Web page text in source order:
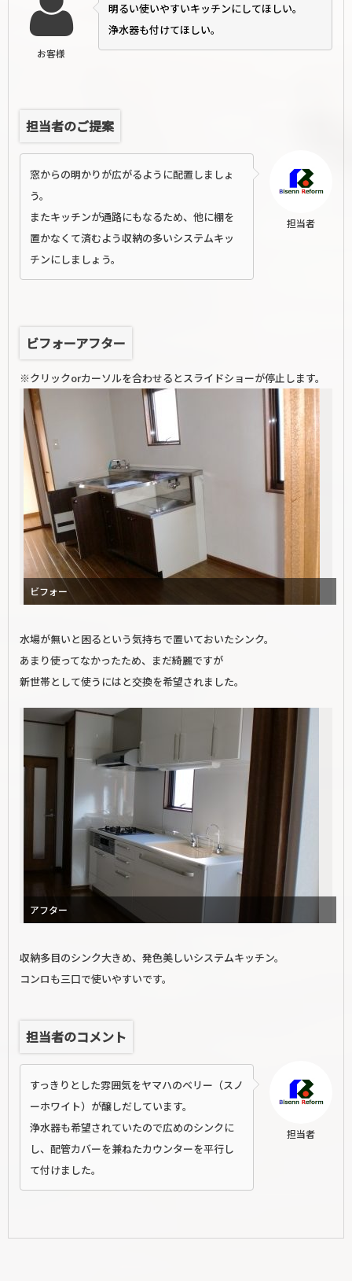
お客様
明るい使いやすいキッチンにしてほしい。
浄水器も付けてほしい。
担当者のご提案
担当者
窓からの明かりが広がるように配置しましょ
う。
またキッチンが通路にもなるため、他に棚を
置かなくて済むよう収納の多いシステムキッ
チンにしましょう。
ビフォーアフター
※クリックorカーソルを合わせるとスライドショーが停止します。
ビフォー
水場が無いと困るという気持ちで置いておいたシンク。
あまり使ってなかったため、まだ綺麗ですが
新世帯として使うにはと交換を希望されました。
アフター
収納多目のシンク大きめ、発色美しいシステムキッチン。
コンロも三口で使いやすいです。
担当者のコメント
担当者
すっきりとした雰囲気をヤマハのベリー（スノ
ーホワイト）が醸しだしています。
浄水器も希望されていたので広めのシンクに
し、配管カバーを兼ねたカウンターを平行し
て付けました。